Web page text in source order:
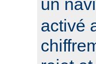
un
activé